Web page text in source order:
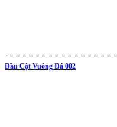
Đầu Cột Vuông Đá 002